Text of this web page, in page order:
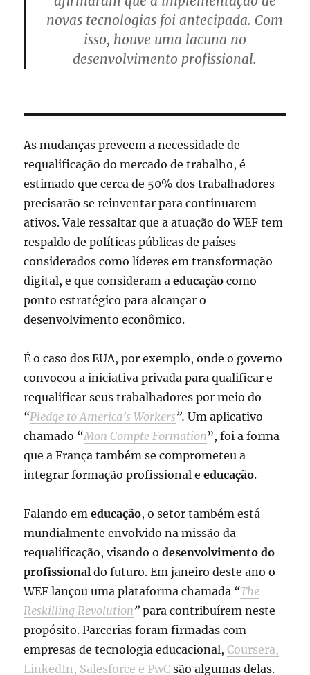
novas tecnologias foi antecipada. Com
isso, houve uma lacuna no
desenvolvimento profissional.
As mudanças preveem a necessidade de
requalificação do mercado de trabalho, é
estimado que cerca de 50% dos trabalhadores
precisarão se reinventar para continuarem
ativos. Vale ressaltar que a atuação do WEF tem
respaldo de políticas públicas de países
considerados como líderes em transformação
digital, e que consideram aeducação como
ponto estratégico para alcançar o
desenvolvimento econômico.
É o caso dos EUA, por exemplo, onde o governo
convocou a iniciativa privada para qualificar e
requalificar seus trabalhadores por meio do
“Pledge to America’s Workers”. Um aplicativo
chamado “Mon Compte Formation”, foi a forma
que a França também se comprometeu a
integrar formação profissional e educação.
Falando emeducação, o setor também está
mundialmente envolvido na missão da
requalificação, visando odesenvolvimento do
profissionaldo futuro. Em janeiro deste ano o
WEF lançou uma plataforma chamada “The
Reskilling Revolution” para contribuírem neste
propósito. Parcerias foram firmadas com
empresas de tecnologia educacional,Coursera,
LinkedIn, Salesforce e PwC são algumas delas.